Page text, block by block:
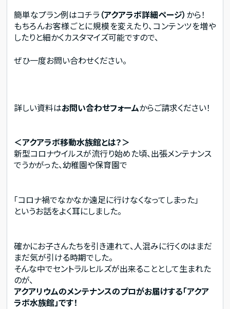
簡単なプラン例はコチラ （アクアラボ詳細ページ） から！
もちろんお客様ごとに規模を変えたり、コンテンツを増や
したりと細かくカスタマイズ可能ですので、
ぜひ一度お問い合わせください。
詳しい資料はお問い合わせフォームからご請求ください！
＜アクアラボ移動水族館とは？＞
新型コロナウイルスが流行り始めた頃、出張メンテナンス
でうかがった、幼稚園や保育園で
「コロナ禍でなかなか遠足に行けなくなってしまった」
というお話をよく耳にしました。
確かにお子さんたちを引き連れて、人混みに行くのはまだ
まだ気が引ける時期でした。
そんな中でセントラルヒルズが出来ることとして生まれた
のが、
アクアリウムのメンテナンスのプロがお届けする「アクア
ラボ水族館」です！